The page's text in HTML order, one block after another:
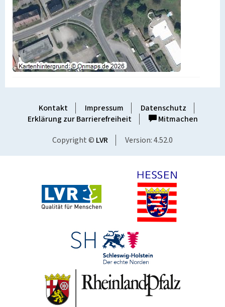
Kontakt Impressum
Datenschutz
Erklärung zur Barrierefreiheit
Mitmachen
Copyright © LVR Version: 4.52.0